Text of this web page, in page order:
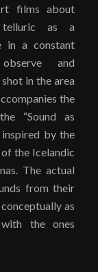
films about
telluric as a
in a constant
and
in the area
the
“Sound as
inspired by the
the Icelandic
The actual
from their
as
the ones